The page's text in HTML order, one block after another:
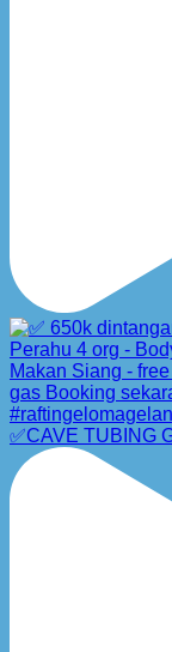
✅CAVE TUBING